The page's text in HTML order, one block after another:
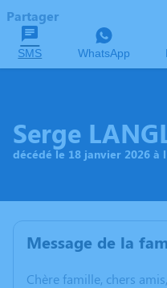
Partager
SMS WhatsApp
Serge
décédé le 18 janvier 2026 à
Message de la
Chère famille, chers amis,